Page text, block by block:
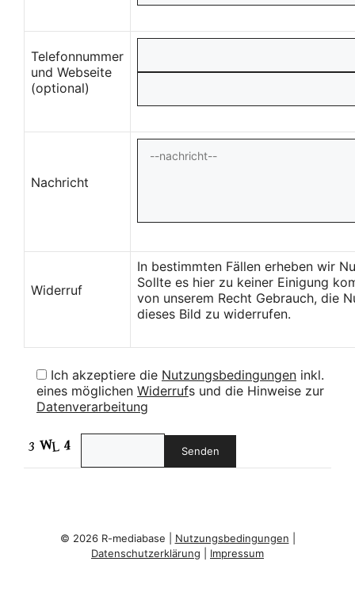
Telefonnummer
und Webseite
(optional)
Nachricht
Widerruf
In bestimmten Fällen erheben wir
Sollte es hier zu keiner Einigung
von unserem Recht Gebrauch, die
dieses Bild zu widerrufen.
Ich akzeptiere die Nutzungsbedingungen inkl.
eines möglichen Widerrufs und die Hinweise zur
Datenverarbeitung
© 2026 R-mediabase | Nutzungsbedingungen
Datenschutzerklärung
Impressum